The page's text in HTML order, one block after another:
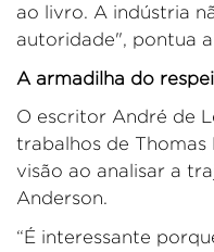
ao livro. A indústria
autoridade", pontua
A armadilha do r
O escritor André de
trabalhos de Thomas
visão ao analisar a
Anderson.
“É interessante